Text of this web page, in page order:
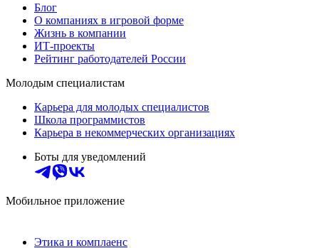
Блог
О компаниях в игровой форме
Жизнь в компании
ИТ-проекты
Рейтинг работодателей России
Молодым специалистам
Карьера для молодых специалистов
Школа программистов
Карьера в некоммерческих организациях
Боты для уведомлений
Мобильное приложение
Этика и комплаенс